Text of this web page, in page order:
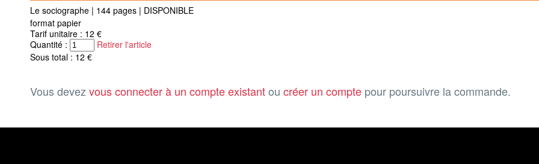
Le sociographe | 144 pages | DISPONIBLE
format papier
Tarif unitaire : 12 €
Quantité :
Retirer l'article
Sous total : 12 €
Vous devezvous connecter à un compte existantou créer un compte pour poursuivre la commande.